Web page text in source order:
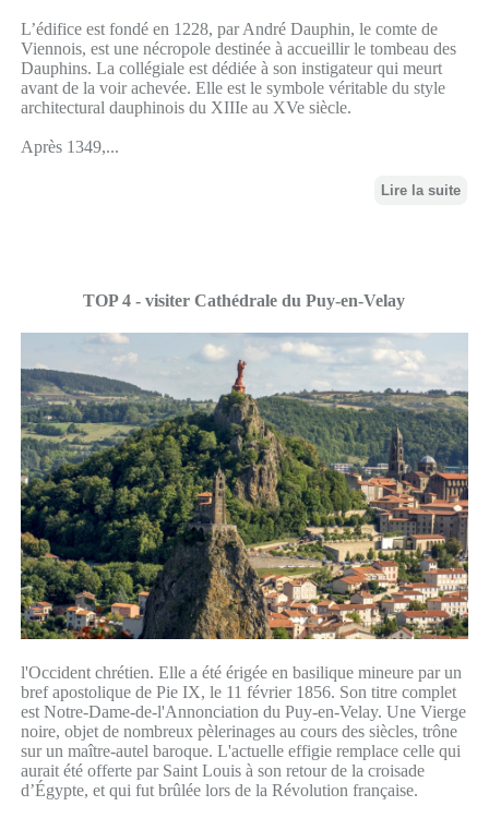
L’édifice est fondé en 1228, par André Dauphin, le comte de
Viennois, est une nécropole destinée à accueillir le tombeau des
Dauphins. La collégiale est dédiée à son instigateur qui meurt
avant de la voir achevée. Elle est le symbole véritable du style
architectural dauphinois du XIIIe au XVe siècle.
Après 1349,...
Lire la suite
TOP 4 - visiter Cathédrale du Puy-en-Velay
l'Occident chrétien. Elle a été érigée en basilique mineure par un
bref apostolique de Pie IX, le 11 février 1856. Son titre complet
est Notre-Dame-de-l'Annonciation du Puy-en-Velay. Une Vierge
noire, objet de nombreux pèlerinages au cours des siècles, trône
sur un maître-autel baroque. L'actuelle effigie remplace celle qui
aurait été offerte par Saint Louis à son retour de la croisade
d’Égypte, et qui fut brûlée lors de la Révolution française.